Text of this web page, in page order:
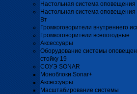
Настольная система
Настольная система
Вт
Громкоговорители внутреннего
Громкоговорители всепогодные
Аксессуары
Оборудование системы
стойку 19
СОУЭ SONAR
Моноблоки Sonar+
Аксессуары
Масштабирование системы